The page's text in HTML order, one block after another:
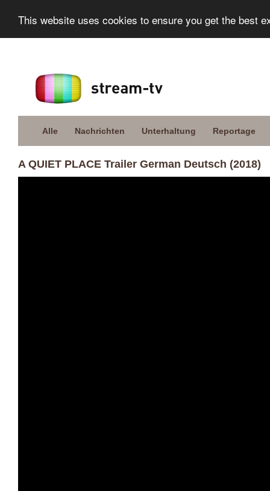
This website uses cookies to ensure you get the best
Alle Nachrichten Unterhaltung Reportage
A QUIET PLACE Trailer German Deutsch (2018)